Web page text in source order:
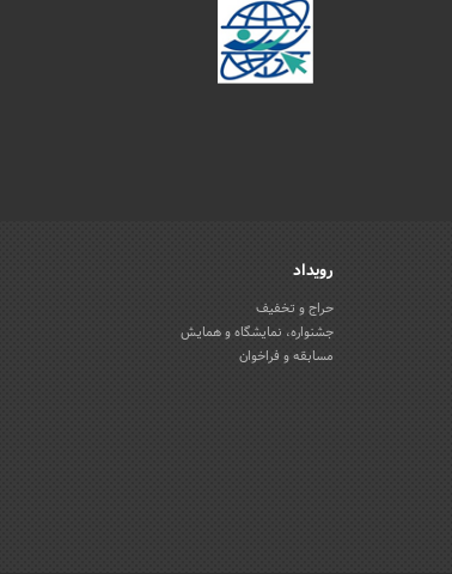
رویداد
حراج و تخفیف
جشنواره، نمایشگاه و همایش
مسابقه و فراخوان